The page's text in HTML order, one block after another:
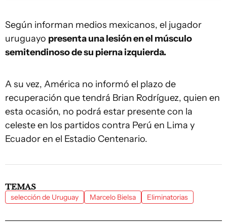
Según informan medios mexicanos, el jugador
uruguayo presenta una lesión en el músculo
semitendinoso de su pierna izquierda.
A su vez, América no informó el plazo de
recuperación que tendrá Brian Rodríguez, quien en
esta ocasión, no podrá estar presente con la
celeste en los partidos contra Perú en Lima y
Ecuador en el Estadio Centenario.
TEMAS
selección de Uruguay Marcelo Bielsa Eliminatorias